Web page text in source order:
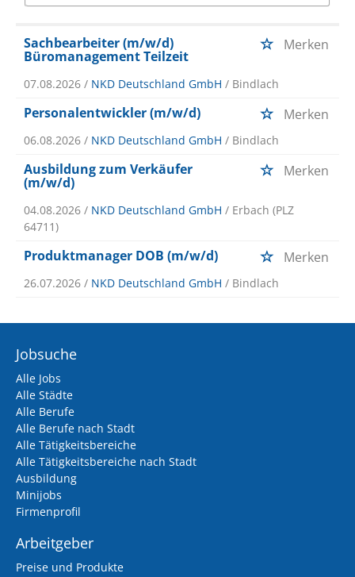
Sachbearbeiter (m/w/d)
Büromanagement Teilzeit
Merken
07.08.2026 / NKD Deutschland GmbH / Bindlach
Personalentwickler (m/w/d) Merken
06.08.2026 / NKD Deutschland GmbH / Bindlach
Ausbildung zum Verkäufer
(m/w/d)
Merken
04.08.2026 / NKD Deutschland GmbH / Erbach (PLZ
64711)
Produktmanager DOB (m/w/d) Merken
26.07.2026 / NKD Deutschland GmbH / Bindlach
Jobsuche
Alle Jobs
Alle Städte
Alle Berufe
Alle Berufe nach Stadt
Alle Tätigkeitsbereiche
Alle Tätigkeitsbereiche nach Stadt
Ausbildung
Minijobs
Firmenprofil
Arbeitgeber
Preise und Produkte